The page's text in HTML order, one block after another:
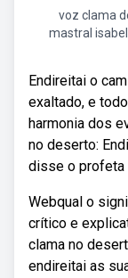
voz clama
mastral
Endireitai o
exaltado, e
harmonia dos
no deserto:
disse o profeta
Webqual o
crítico e
clama no
endireitai as